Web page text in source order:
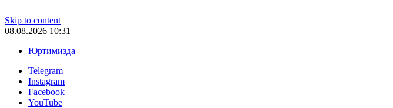
Skip to content
08.08.2026 10:31
Юртимизда
Telegram
Instagram
Facebook
YouTube